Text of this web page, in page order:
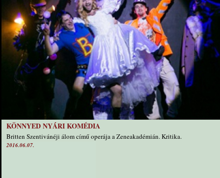
KÖNNYED NYÁRI KOMÉDIA
Britten Szentivánéji álom című operája a Zeneakadémián. Kritika.
2016.06.07.